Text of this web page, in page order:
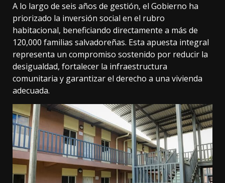
A lo largo de seis años de gestión, el Gobierno ha
priorizado la inversión social en el rubro
habitacional, beneficiando directamente a más de
120,000 familias salvadoreñas. Esta apuesta integral
representa un compromiso sostenido por reducir la
desigualdad, fortalecer la infraestructura
comunitaria y garantizar el derecho a una vivienda
adecuada.